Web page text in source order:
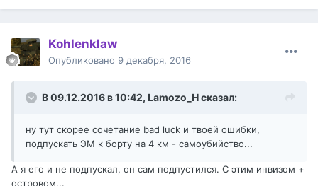
Kohlenklaw
Опубликовано 9 декабря, 2016
В 09.12.2016 в 10:42, Lamozo_Hсказал:
ну тут скорее сочетание bad luck и твоей ошибки,
подпускать ЭМ к борту на 4 км - самоубийство...
А я его и не подпускал, он сам подпустился. С этим инвизом +
островом...